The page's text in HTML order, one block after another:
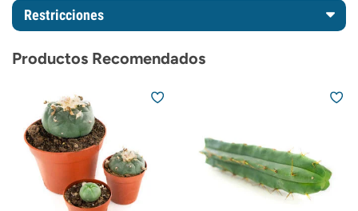
Restricciones
Productos Recomendados